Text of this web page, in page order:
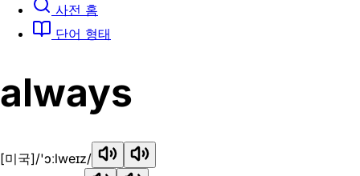
사전 홈
단어 형태
always
[미국]/'ɔːlweɪz/